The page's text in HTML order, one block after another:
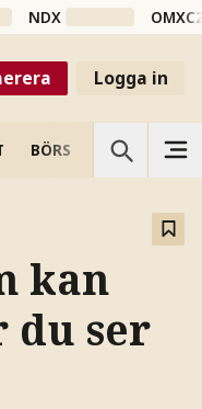
NDX
Logga in
BÖRS VETENSKAP
kan
ser